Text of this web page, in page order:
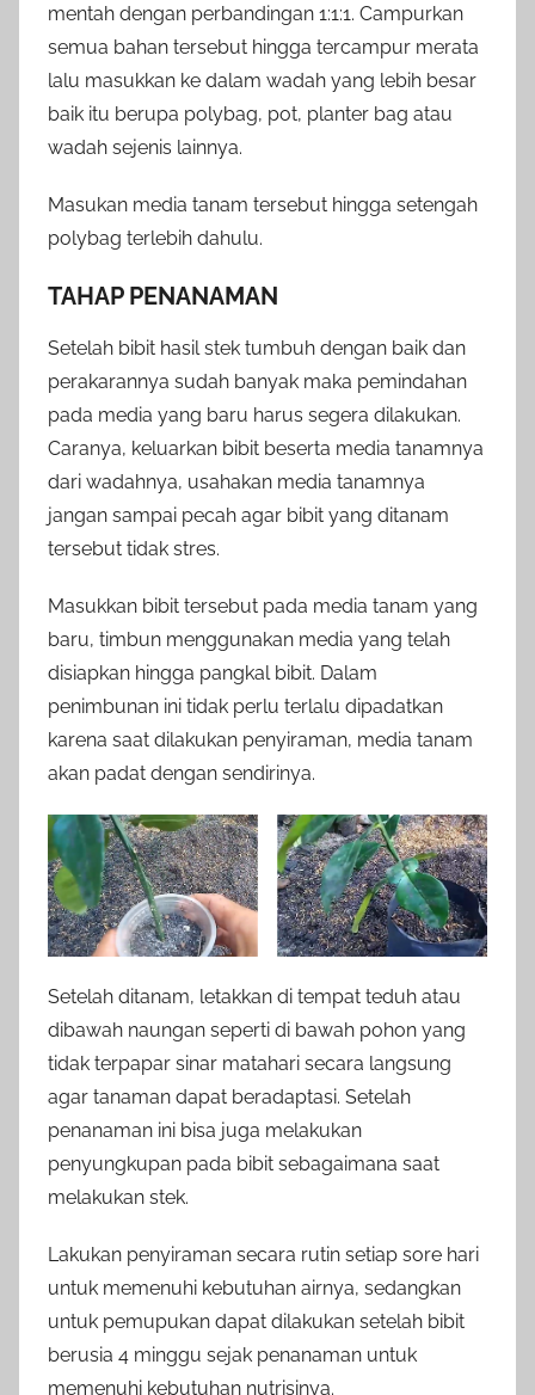
mentah dengan perbandingan 1:1:1. Campurkan
semua bahan tersebut hingga tercampur merata
lalu masukkan ke dalam wadah yang lebih besar
baik itu berupa polybag, pot, planter bag atau
wadah sejenis lainnya.
Masukan media tanam tersebut hingga setengah
polybag terlebih dahulu.
TAHAP PENANAMAN
Setelah bibit hasil stek tumbuh dengan baik dan
perakarannya sudah banyak maka pemindahan
pada media yang baru harus segera dilakukan.
Caranya, keluarkan bibit beserta media tanamnya
dari wadahnya, usahakan media tanamnya
jangan sampai pecah agar bibit yang ditanam
tersebut tidak stres.
Masukkan bibit tersebut pada media tanam yang
baru, timbun menggunakan media yang telah
disiapkan hingga pangkal bibit. Dalam
penimbunan ini tidak perlu terlalu dipadatkan
karena saat dilakukan penyiraman, media tanam
akan padat dengan sendirinya.
Setelah ditanam, letakkan di tempat teduh atau
dibawah naungan seperti di bawah pohon yang
tidak terpapar sinar matahari secara langsung
agar tanaman dapat beradaptasi. Setelah
penanaman ini bisa juga melakukan
penyungkupan pada bibit sebagaimana saat
melakukan stek.
Lakukan penyiraman secara rutin setiap sore hari
untuk memenuhi kebutuhan airnya, sedangkan
untuk pemupukan dapat dilakukan setelah bibit
berusia 4 minggu sejak penanaman untuk
memenuhi kebutuhan nutrisinya.